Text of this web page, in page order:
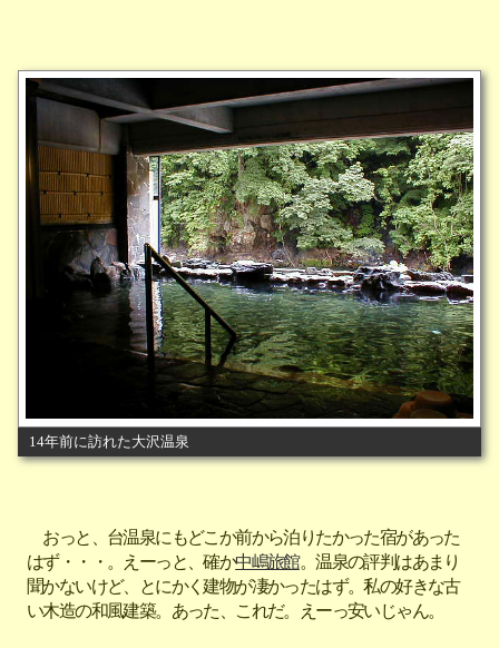
14年前に訪れた大沢温泉
おっと、台温泉にもどこか前から泊りたかった宿があった
はず・・・。えーっと、確か中嶋旅館。温泉の評判はあまり
聞かないけど、とにかく建物が凄かったはず。私の好きな古
い木造の和風建築。あった、これだ。えーっ安いじゃん。